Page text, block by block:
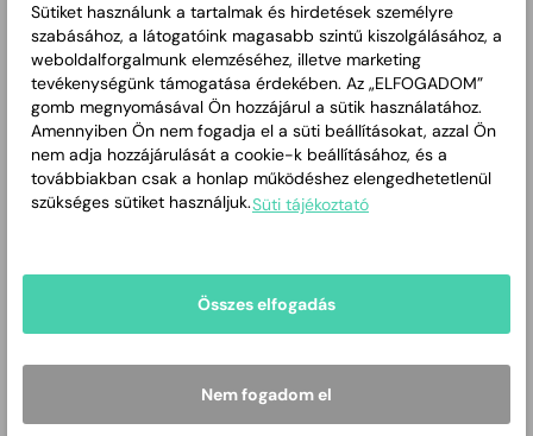
elvégzéséhez
2026-02-16 DOCX
Sütiket használunk a tartalmak és hirdetések személyre
szabásához, a látogatóink magasabb szintű kiszolgálásához, a
weboldalforgalmunk elemzéséhez, illetve marketing
tevékenységünk támogatása érdekében. Az „ELFOGADOM”
gomb megnyomásával Ön hozzájárul a sütik használatához.
Amennyiben Ön nem fogadja el a süti beállításokat, azzal Ön
nem adja hozzájárulását a cookie-k beállításához, és a
továbbiakban csak a honlap működéshez elengedhetetlenül
szükséges sütiket használjuk.Süti tájékoztató
Összes elfogadás
Nem fogadom el